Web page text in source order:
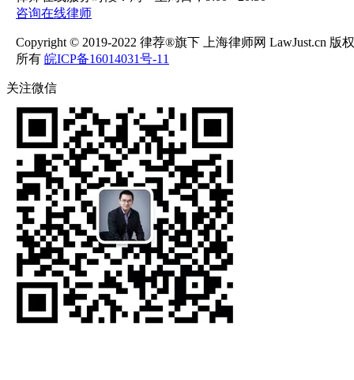
咨询在线律师
Copyright © 2019-2022 律荐®旗下 上海律师网 LawJust.cn 版权
所有 皖ICP备16014031号-11
关注微信